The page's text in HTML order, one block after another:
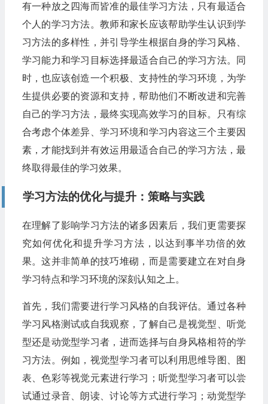
有一种放之四海而皆准的最佳学习方法，只有最适合
个人的学习方法。教师和家长应该帮助学生认识到学
习方法的多样性，并引导学生根据自身的学习风格、
学习能力和学习目标选择最适合自己的学习方法。同
时，也应该创造一个积极、支持性的学习环境，为学
生提供必要的资源和支持，帮助他们不断改进和完善
自己的学习方法，最终实现高效学习的目标。只有综
合考虑个体差异、学习环境和学习内容这三个主要因
素，才能找到并有效运用最适合自己的学习方法，最
终取得最佳的学习效果。
学习方法的优化与提升：策略与实践
在理解了影响学习方法的诸多因素后，我们更需要探
究如何优化和提升学习方法，以达到事半功倍的效
果。这并非简单的技巧堆砌，而是需要建立在对自身
学习特点和学习环境的深刻认知之上。
首先，我们需要进行学习风格的自我评估。通过各种
学习风格测试或自我观察，了解自己是视觉型、听觉
型还是动觉型学习者，进而选择与自身风格相符的学
习方法。例如，视觉型学习者可以利用思维导图、图
表、色彩等视觉元素进行学习；听觉型学习者可以尝
试通过录音、朗读、讨论等方式进行学习；动觉型学